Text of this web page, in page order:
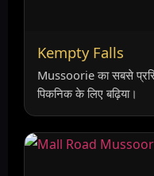
Kempty Falls
Mussoorie का सबसे
पिकनिक के लिए बढ़िया।